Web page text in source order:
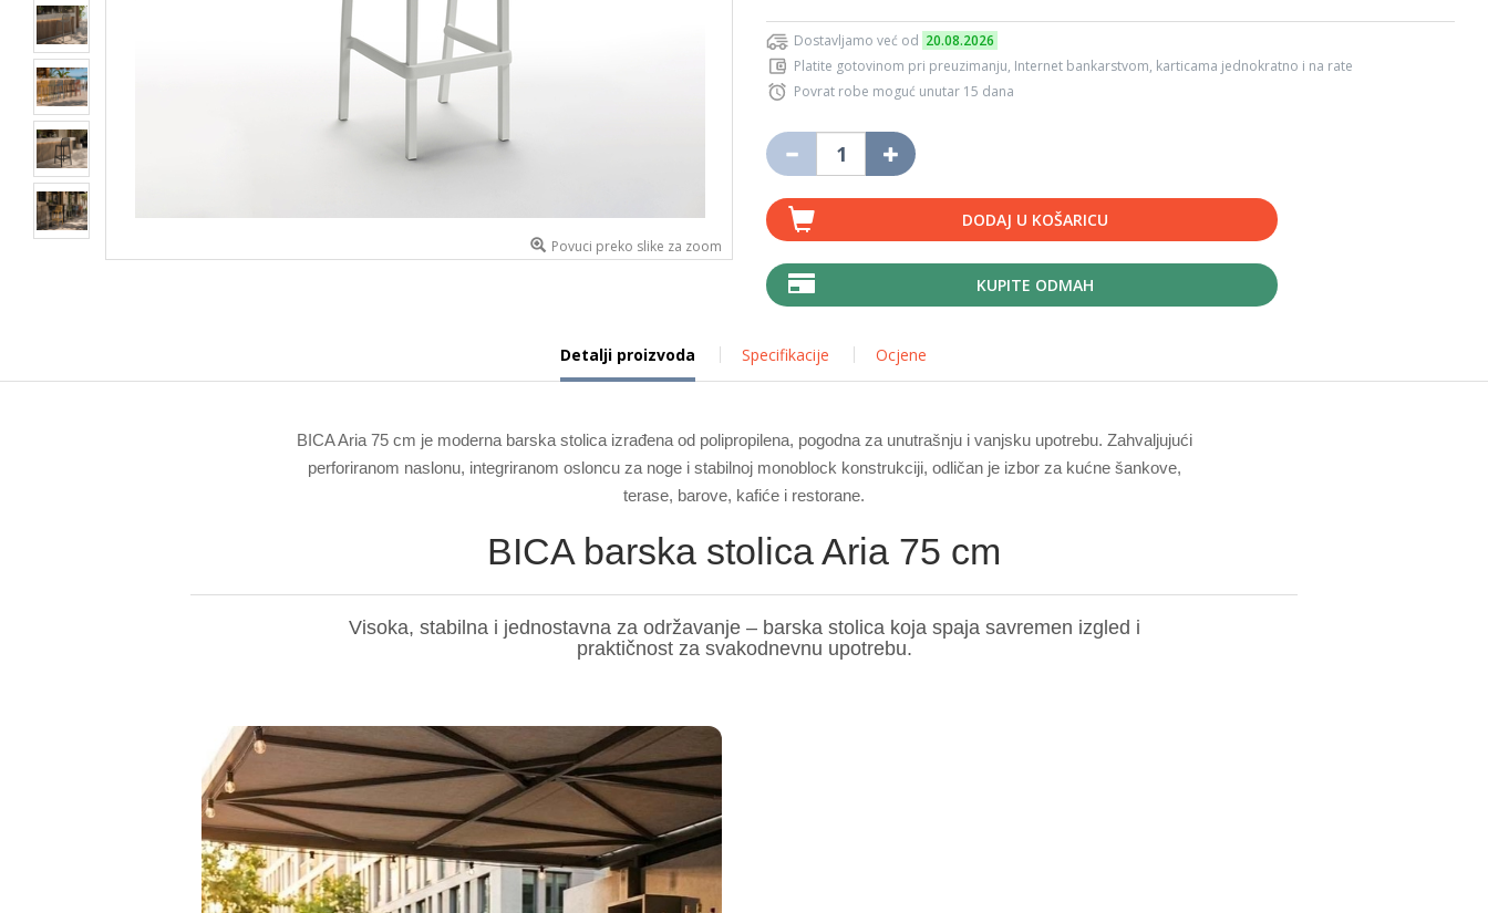
Povuci preko slike za zoom
Dostavljamo već od 20.08.2026
Platite gotovinom pri preuzimanju, Internet bankarstvom, karticama jednokratno i na rate
Povrat robe moguć unutar 15 dana
DODAJ U KOŠARICU
KUPITE ODMAH
Detalji proizvoda Specifikacije Ocjene
BICA Aria 75 cm je moderna barska stolica izrađena od polipropilena, pogodna za unutrašnju i vanjsku upotrebu. Zahvaljujući
perforiranom naslonu, integriranom osloncu za noge i stabilnoj monoblock konstrukciji, odličan je izbor za kućne šankove,
terase, barove, kafiće i restorane.
BICA barska stolica Aria 75 cm
Visoka, stabilna i jednostavna za održavanje – barska stolica koja spaja savremen izgled i
praktičnost za svakodnevnu upotrebu.